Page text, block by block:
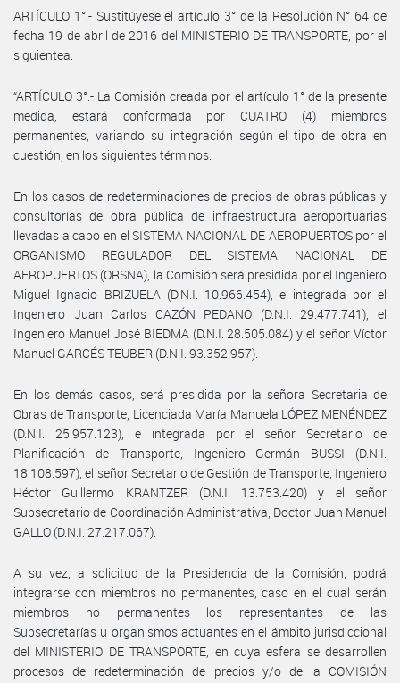
ARTÍCULO 1°.- Sustitúyese el artículo 3° de la Resolución N° 64 de
fecha 19 de abril de 2016 del MINISTERIO DE TRANSPORTE, por el
siguientea:
“ARTÍCULO 3°.- La Comisión creada por el artículo 1° de la presente
medida, estará conformada por CUATRO (4) miembros
permanentes, variando su integración según el tipo de obra en
cuestión, en los siguientes términos:
En los casos de redeterminaciones de precios de obras públicas y
consultorías de obra pública de infraestructura aeroportuarias
llevadas a cabo en el SISTEMA NACIONAL DE AEROPUERTOS por el
ORGANISMO REGULADOR DEL SISTEMA NACIONAL DE
AEROPUERTOS (ORSNA), la Comisión será presidida por el Ingeniero
Miguel Ignacio BRIZUELA (D.N.I. 10.966.454), e integrada por el
Ingeniero Juan Carlos CAZÓN PEDANO (D.N.I. 29.477.741), el
Ingeniero Manuel José BIEDMA (D.N.I. 28.505.084) y el señor Víctor
Manuel GARCÉS TEUBER (D.N.I. 93.352.957).
En los demás casos, será presidida por la señora Secretaria de
Obras de Transporte, Licenciada María Manuela LÓPEZ MENÉNDEZ
(D.N.I. 25.957.123), e integrada por el señor Secretario de
Planificación de Transporte, Ingeniero Germán BUSSI (D.N.I.
18.108.597), el señor Secretario de Gestión de Transporte, Ingeniero
Héctor Guillermo KRANTZER (D.N.I. 13.753.420) y el señor
Subsecretario de Coordinación Administrativa, Doctor Juan Manuel
GALLO (D.N.I. 27.217.067).
A su vez, a solicitud de la Presidencia de la Comisión, podrá
integrarse con miembros no permanentes, caso en el cual serán
miembros no permanentes los representantes de las
Subsecretarías u organismos actuantes en el ámbito jurisdiccional
del MINISTERIO DE TRANSPORTE, en cuya esfera se desarrollen
procesos de redeterminación de precios y/o de la COMISIÓN